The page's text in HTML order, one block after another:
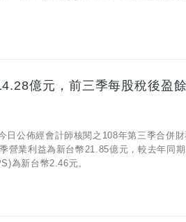
億元，前三季每股稅後盈
日公佈經會計師核閱之108年第三季合併
營業利益為新台幣21.85億元，較去年同
為新台幣2.46元。